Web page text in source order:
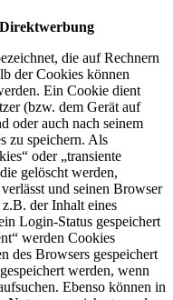
die auf Rechnern
der Cookies können
Ein Cookie dient
(bzw. dem Gerät auf
oder auch nach seinem
zu speichern. Als
oder „transiente
gelöscht werden,
und seinen Browser
der Inhalt eines
Login-Status gespeichert
werden Cookies
des Browsers gespeichert
werden, wenn
Ebenso können in